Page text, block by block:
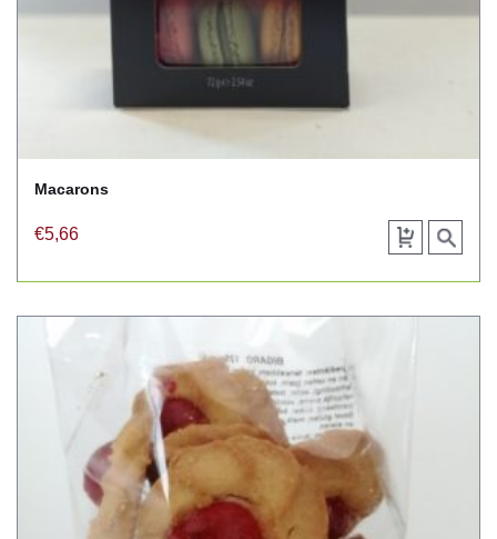
Macarons
€5,66
View
product
Toevoegen
aan
winkelwagen